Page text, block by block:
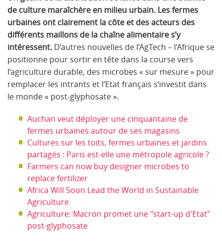
de culture maraîchère en milieu urbain. Les fermes
urbaines ont clairement la côte et des acteurs des
différents maillons de la chaîne alimentaire s’y
intéressent. D’autres nouvelles de l’AgTech – l’Afrique se
positionne pour sortir en tête dans la course vers
l’agriculture durable, des microbes « sur mesure » pour
remplacer les intrants et l’Etat français s’investit dans
le monde « post-glyphosate ».
Auchan veut déployer une cinquantaine de
fermes urbaines autour de ses magasins
Cultures sur les toits, fermes urbaines et jardins
partagés : Paris est-elle une métropole agricole ?
Farmers can now buy designer microbes to
replace fertilizer
Africa Will Soon Lead the World in Sustainable
Agriculture
Agriculture: Macron promet une "start-up d'Etat"
post-glyphosate